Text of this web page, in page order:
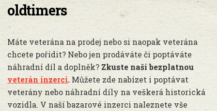
oldtimers
Máte veterána na prodej nebo si naopak veterána
chcete pořídit? Nebo jen prodáváte či poptáváte
náhradní díl a doplněk? Zkuste naši bezplatnou
veterán inzerci. Můžete zde nabízet i poptávat
veterány nebo náhradní díly na veškerá historická
vozidla. V naší bazarové inzerci naleznete vše